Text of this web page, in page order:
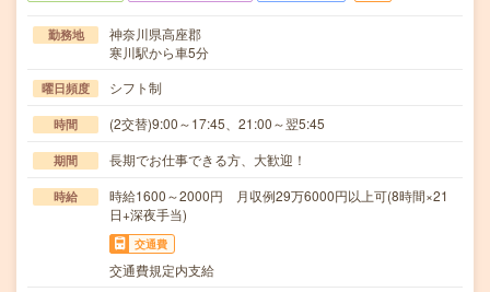
勤務地
神奈川県高座郡
寒川駅から車5分
曜日頻度 シフト制
時間 (2交替)9:00～17:45、21:00～翌5:45
期間 長期でお仕事できる方、大歓迎！
時給
時給1600～2000円 月収例29万6000円以上可(8時間×21
日+深夜手当)
交通費
交通費規定内支給